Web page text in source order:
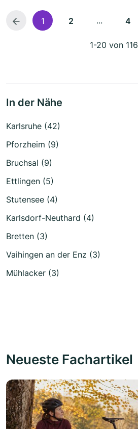
1 2 ... 4
1-20 von 116
In der Nähe
Karlsruhe (42)
Pforzheim (9)
Bruchsal (9)
Ettlingen (5)
Stutensee (4)
Karlsdorf-Neuthard (4)
Bretten (3)
Vaihingen an der Enz (3)
Mühlacker (3)
Neueste Fachartikel